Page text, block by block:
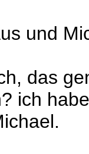
und
das
ich